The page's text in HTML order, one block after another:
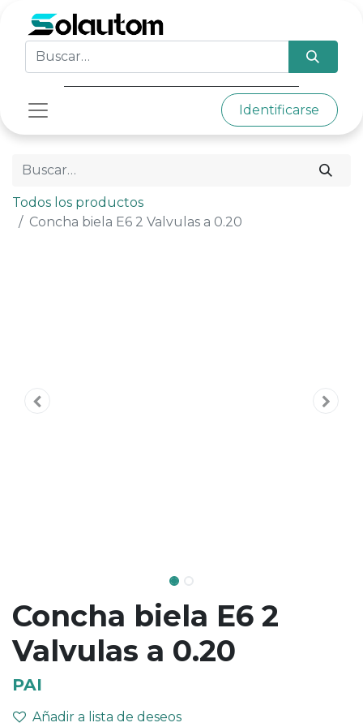
Identificarse
Todos los productos
Concha biela E6 2 Valvulas a 0.20
Concha biela E6 2
Valvulas a 0.20
PAI
Añadir a lista de deseos